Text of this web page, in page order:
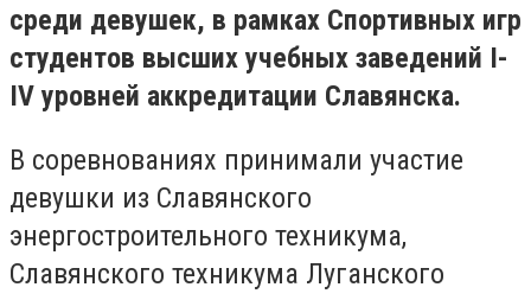
среди девушек, в рамках Спортивных игр
студентов высших учебных заведений I-
IV уровней аккредитации Славянска.
В соревнованиях принимали участие
девушки из Славянского
энергостроительного техникума,
Славянского техникума Луганского